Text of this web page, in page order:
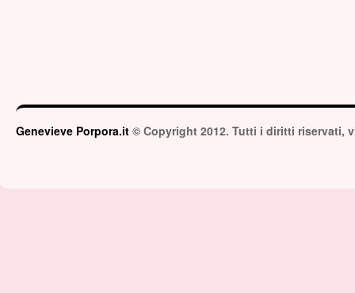
Genevieve Porpora.it © Copyright 2012. Tutti i diritti riservati,